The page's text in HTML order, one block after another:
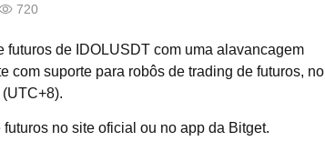
720
futuros de IDOLUSDT com uma alavancagem
com suporte para robôs de trading de futuros, no
no site oficial ou no app da Bitget.